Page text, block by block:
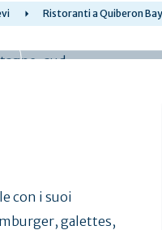
Ristoranti a Quiberon Bay
con i suoi
galettes,